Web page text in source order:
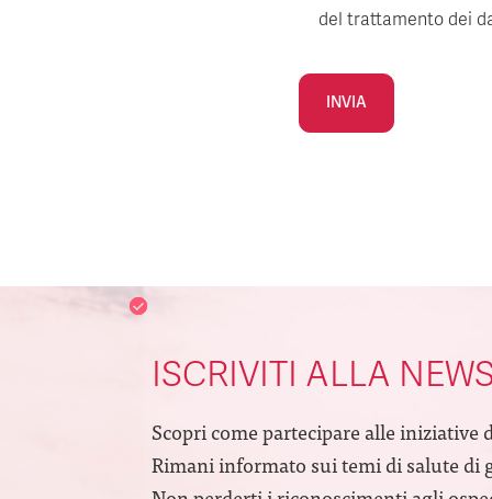
del trattamento dei
ISCRIVITI ALLA
Scopri come partecipare alle iniziative
Rimani informato sui temi di salute di